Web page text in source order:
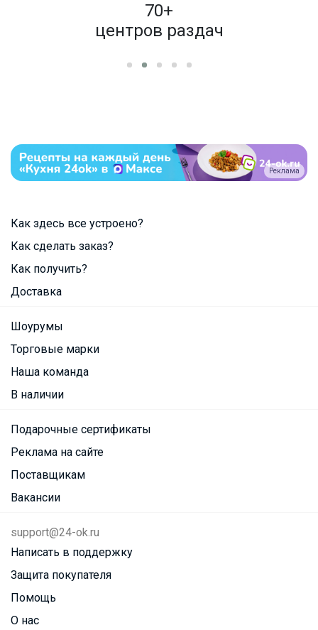
70+
центров раздач
Реклама
Как здесь все устроено?
Как сделать заказ?
Как получить?
Доставка
Шоурумы
Торговые марки
Наша команда
В наличии
Подарочные сертификаты
Реклама на сайте
Поставщикам
Вакансии
support@24-ok.ru
Написать в поддержку
Защита покупателя
Помощь
О нас